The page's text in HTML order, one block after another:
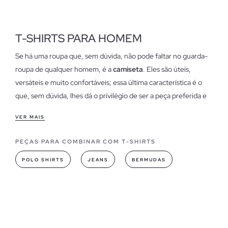
T-SHIRTS PARA HOMEM
Se há uma roupa que, sem dúvida, não pode faltar no guarda-
roupa de qualquer homem, é acamiseta. Eles são úteis,
versáteis e muito confortáveis; essa última característica é o
que, sem dúvida, lhes dá o privilégio de ser a peça preferida e
Em nossa loja online, você encontrarácamisetas para
homens de diversos estilos e modelos, quer esteja
procurando uma versão básica ou impressa, aqui encontrará a
VER MAIS
PEÇAS PARA COMBINAR COM T-SHIRTS
POLO SHIRTS JEANS BERMUDAS